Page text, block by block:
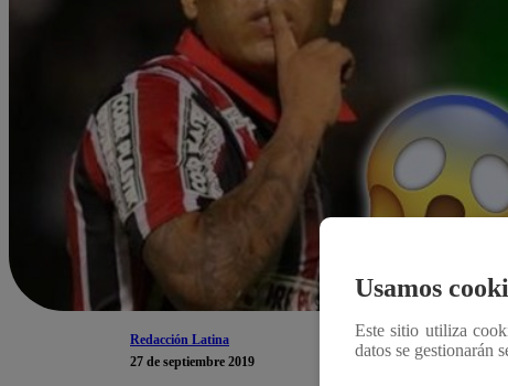
Redacción Latina
27 de septiembre 2019
Usamos
Este sitio utiliza
datos se gestionarán